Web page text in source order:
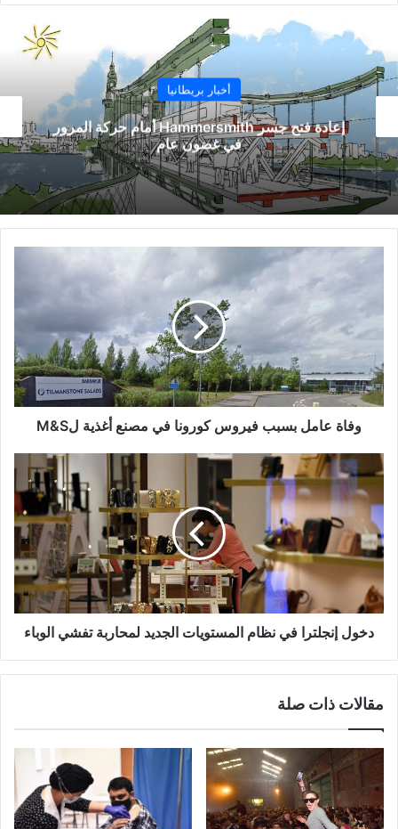
أخبار بريطانيا
بريطانيا تحقق بعد اكتشاف سلالتين جديدتين لفيروس
كورونا
وفاة
فيروس
كورونا
مصنع
أغذية
لM&S
وفاة عامل بسبب فيروس كورونا في مصنع أغذية لM&S
دخول
إنجلترا
نظام
المستويات
الجديد
لمحاربة
تفشي
الوباء
دخول إنجلترا في نظام المستويات الجديد لمحاربة تفشي الوباء
مقالات ذات صلة